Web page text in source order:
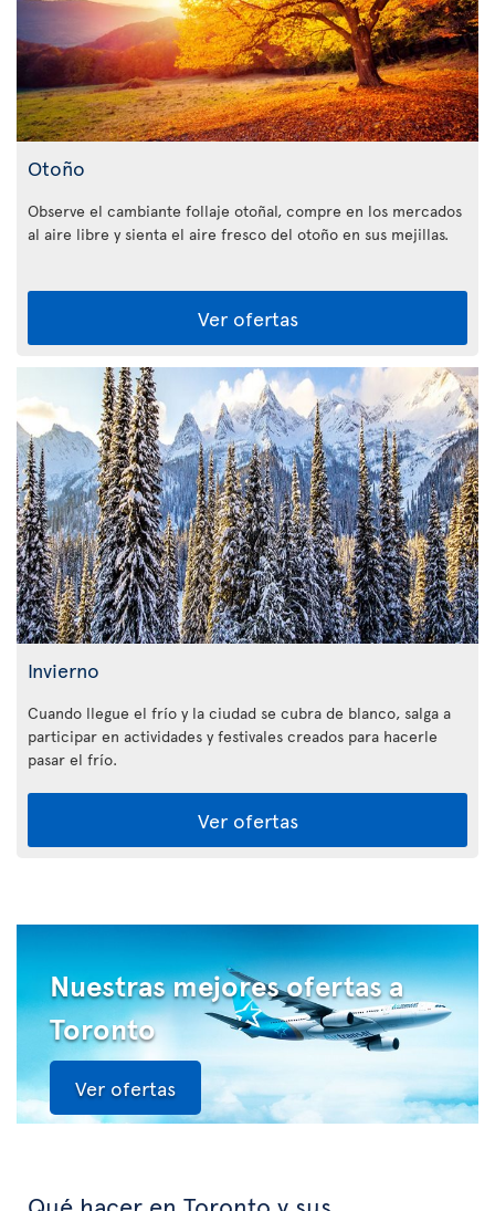
Otoño
Observe el cambiante follaje otoñal, compre en los mercados
al aire libre y sienta el aire fresco del otoño en sus mejillas.
Ver ofertas
Invierno
Cuando llegue el frío y la ciudad se cubra de blanco, salga a
participar en actividades y festivales creados para hacerle
pasar el frío.
Ver ofertas
Nuestras mejores ofertas a
Toronto
Ver ofertas